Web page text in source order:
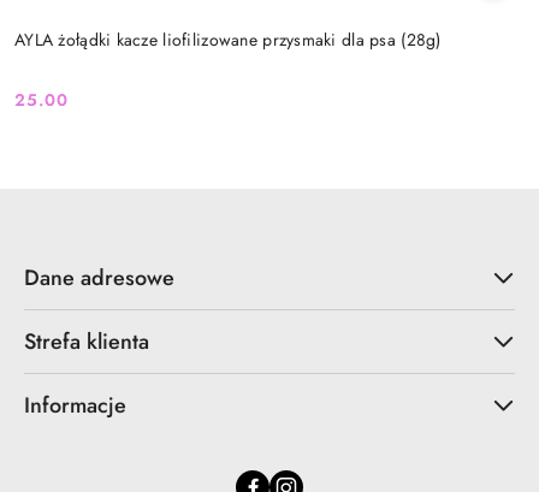
AYLA żołądki kacze liofilizowane przysmaki dla psa (28g)
Cena:
25.00
Dane adresowe
Strefa klienta
Informacje